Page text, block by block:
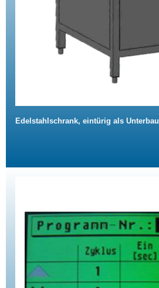
Edelstahlschrank, eintürig als Unterbau